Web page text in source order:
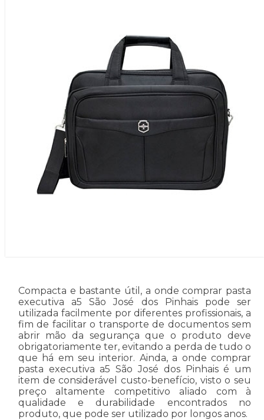
Compacta e bastante útil, a onde comprar pasta
executiva a5 São José dos Pinhais pode ser
utilizada facilmente por diferentes profissionais, a
fim de facilitar o transporte de documentos sem
abrir mão da segurança que o produto deve
obrigatoriamente ter, evitando a perda de tudo o
que há em seu interior. Ainda, a onde comprar
pasta executiva a5 São José dos Pinhais é um
item de considerável custo-benefício, visto o seu
preço altamente competitivo aliado com à
qualidade e durabilidade encontrados no
produto, que pode ser utilizado por longos anos.